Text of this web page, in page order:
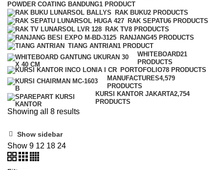
POWDER COATING BANDUNG1 PRODUCT
RAK BUKU2 PRODUCTS
RAK SEPATU6 PRODUCTS
RAK TV8 PRODUCTS
RANJANG45 PRODUCTS
TIANG ANTRIAN1 PRODUCT
WHITEBOARD21
PRODUCTS
PORTOFOLIO78 PRODUCTS
MANUFACTURES4,579
PRODUCTS
KURSI KANTOR JAKARTA2,754
PRODUCTS
Showing all 8 resultsSorted
Show sidebar
Show 9 12 18 24